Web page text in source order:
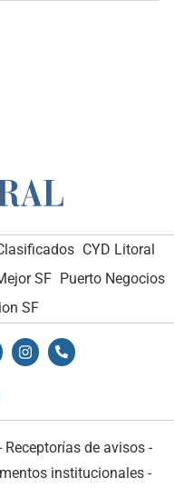
CYD Litoral
SF Puerto Negocios
SF
Receptorías de avisos -
institucionales -